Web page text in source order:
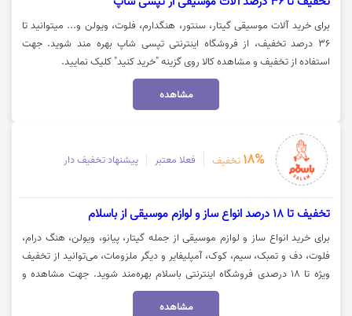
برای خرید آلات موسیقی گیتار، سنتور، هنگدارم، فلوت، ویولن و... میتوانید تا
36 درصد تخفیف، از فروشگاه اینترنتی تپسی شاپ بهره مند شوید. جهت
استفاده از تخفیف و مشاهده کالا روی گزینه "خرید کنید" کلیک نمایید.
مشاهده
18% تخفیف فعلا معتبر پیشنهاد تخفیف دار
تخفیف تا 18 درصد انواع ساز و لوازم موسیقی از باسلام
برای خرید انواع ساز و لوازم موسیقی از جمله گیتار، پیانو، ویولن، هنگ درام،
فلوت، دف و تمبک، سیم، کوک، آمپلیفایر و دیگر ملزومات، می‌توانید از تخفیف
ویژه تا ۱۸ درصدی فروشگاه اینترنتی باسلام بهره‌مند شوید. جهت مشاهده و
خرید با تخفیف، روی گزینه «خرید کنید» کلیک نمایید.
مشاهده